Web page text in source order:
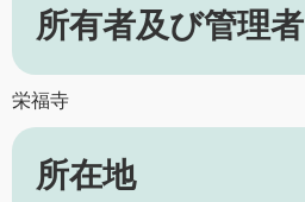
所有者及び管理者
栄福寺
所在地